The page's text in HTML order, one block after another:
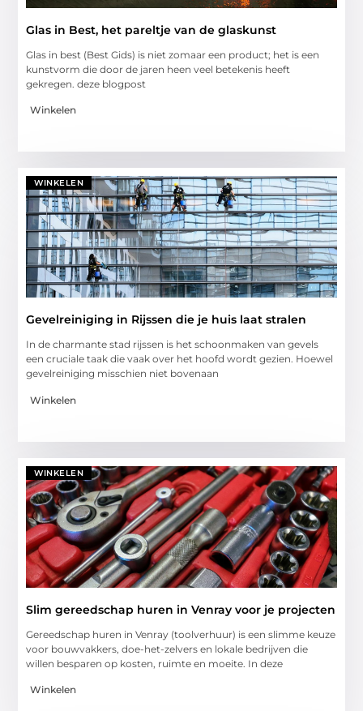
Glas in Best, het pareltje van de glaskunst
Glas in best (Best Gids) is niet zomaar een product; het is een
kunstvorm die door de jaren heen veel betekenis heeft
gekregen. deze blogpost
Winkelen
WINKELEN
Gevelreiniging in Rijssen die je huis laat stralen
In de charmante stad rijssen is het schoonmaken van gevels
een cruciale taak die vaak over het hoofd wordt gezien. Hoewel
gevelreiniging misschien niet bovenaan
Winkelen
WINKELEN
Slim gereedschap huren in Venray voor je projecten
Gereedschap huren in Venray (toolverhuur) is een slimme keuze
voor bouwvakkers, doe-het-zelvers en lokale bedrijven die
willen besparen op kosten, ruimte en moeite. In deze
Winkelen